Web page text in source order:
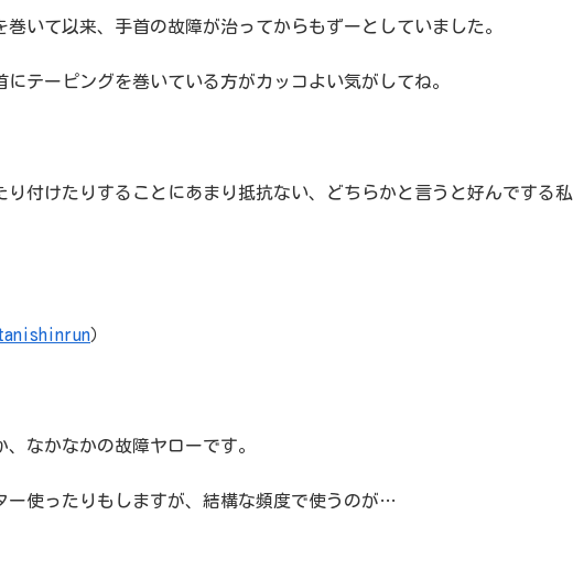
いて以来、手首の故障が治ってからもずーとしていました。
テーピングを巻いている方がカッコよい気がしてね。
り付けたりすることにあまり抵抗ない、どちらかと言うと好んでする私
）
なかなかの故障ヤローです。
ー使ったりもしますが、結構な頻度で使うのが…